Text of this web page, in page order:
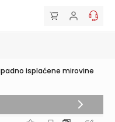
isplaćene mirovine